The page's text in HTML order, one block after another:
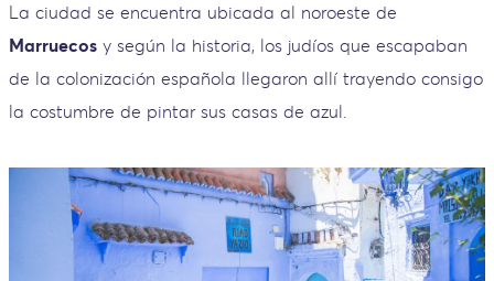
La ciudad se encuentra ubicada al noroeste de
Marruecos y según la historia, los judíos que escapaban
de la colonización española llegaron allí trayendo consigo
la costumbre de pintar sus casas de azul.